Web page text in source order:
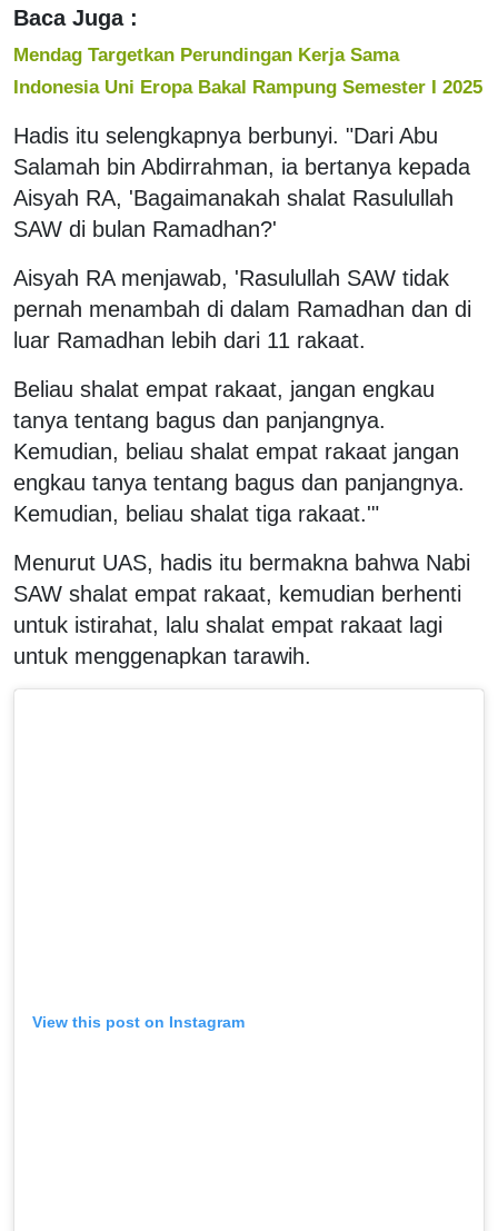
Baca Juga :
Mendag Targetkan Perundingan Kerja Sama
Indonesia Uni Eropa Bakal Rampung Semester I 2025
Hadis itu selengkapnya berbunyi. "Dari Abu
Salamah bin Abdirrahman, ia bertanya kepada
Aisyah RA, 'Bagaimanakah shalat Rasulullah
SAW di bulan Ramadhan?'
Aisyah RA menjawab, 'Rasulullah SAW tidak
pernah menambah di dalam Ramadhan dan di
luar Ramadhan lebih dari 11 rakaat.
Beliau shalat empat rakaat, jangan engkau
tanya tentang bagus dan panjangnya.
Kemudian, beliau shalat empat rakaat jangan
engkau tanya tentang bagus dan panjangnya.
Kemudian, beliau shalat tiga rakaat.'"
Menurut UAS, hadis itu bermakna bahwa Nabi
SAW shalat empat rakaat, kemudian berhenti
untuk istirahat, lalu shalat empat rakaat lagi
untuk menggenapkan tarawih.
View this post on Instagram